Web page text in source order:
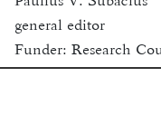
general editor
Funder: Research
Vilnius University